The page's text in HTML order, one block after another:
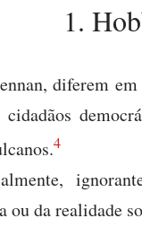
1.
diferem
4
ou da realidade